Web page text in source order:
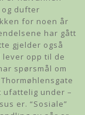
dufter
for noen år
har gått
gjelder også
opp til de
spørsmål om
ufattelig under –
er. “Sosiale”